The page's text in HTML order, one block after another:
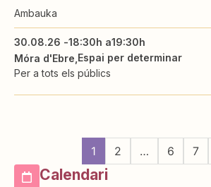
Calendari
Ambauka
30.08.26 -18:30h a19:30h
Móra d'Ebre Espai per determinar
Per a tots els públics
1 2 … 6 7